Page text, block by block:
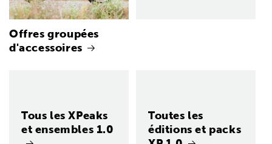
Offres groupées
d'accessoires
Tous les XPeaks
et ensembles 1.0
Toutes les
éditions et packs